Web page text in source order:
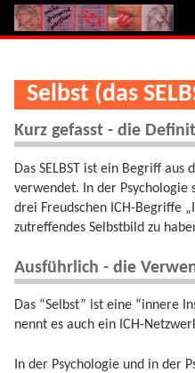
Selbst (das
Kurz gefasst - die
Das SELBST ist ein Begriff
verwendet. In der Psychologie
drei Freudschen ICH-Begriffe
zutreffendes Selbstbild zu
Ausführlich - die
Das “Selbst” ist eine “innere
nennt es auch ein ICH-
In der Psychologie und in der